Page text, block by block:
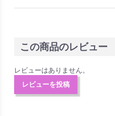
この商品のレビュー
レビューはありません。
レビューを投稿